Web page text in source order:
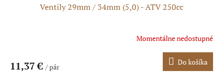
Ventily 29mm / 34mm (5,0) - ATV 250cc
Momentálne nedostupné
11,37 € / pár
Do košíka